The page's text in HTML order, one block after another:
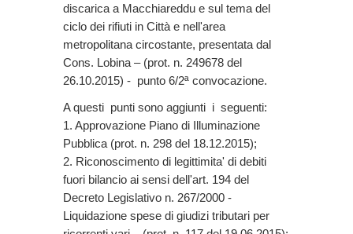
discarica a Macchiareddu e sul tema del
ciclo dei rifiuti in Città e nell'area
metropolitana circostante, presentata dal
Cons. Lobina – (prot. n. 249678 del
26.10.2015) - punto 6/2ª convocazione.
A questi punti sono aggiunti i seguenti:
1. Approvazione Piano di Illuminazione
Pubblica (prot. n. 298 del 18.12.2015);
2. Riconoscimento di legittimita' di debiti
fuori bilancio ai sensi dell'art. 194 del
Decreto Legislativo n. 267/2000 -
Liquidazione spese di giudizi tributari per